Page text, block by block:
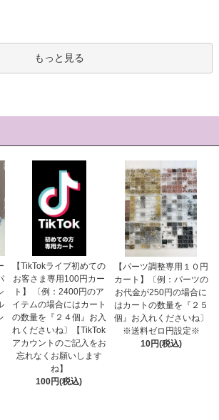
もっと見る
【TikTokライブ初めての
お客さま専用100円カー
ト】 〔例：2400円のア
イテムの場合にはカート
の数量を『２４個』お入
れくださいね〕【TikTok
アカウントのご記入をお
忘れなくお願いします
ね】
100円(税込)
【パーツ調整専用１０円
カート】〔例：パーツの
お代金が250円の場合に
はカートの数量を『２５
個』お入れくださいね〕
※送料ゼロ円設定※
10円(税込)